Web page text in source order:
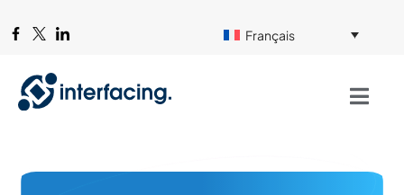
Français